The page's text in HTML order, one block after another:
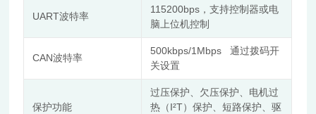
UART波特率
115200bps，支持控制器或电
脑上位机控制
CAN波特率
500kbps/1Mbps 通过拨码开
关设置
保护功能
过压保护、⽋压保护、电机过
热（I²T）保护、短路保护、驱